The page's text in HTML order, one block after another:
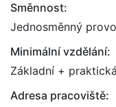
Směnnost:
Jednosměnný
Minimální vzdělání:
Základní +
Adresa pracoviště: